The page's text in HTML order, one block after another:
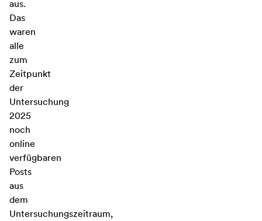
aus.
Das
waren
alle
zum
Zeitpunkt
der
Untersuchung
2025
noch
online
verfügbaren
Posts
aus
dem
Untersuchungszeitraum,